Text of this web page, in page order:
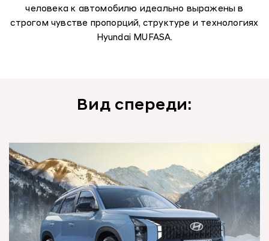
человека к автомобилю идеально выражены в
строгом чувстве пропорций, структуре и технологиях
Hyundai MUFASA.
Вид спереди: